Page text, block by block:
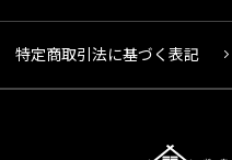
特定商取引法に基づく表記